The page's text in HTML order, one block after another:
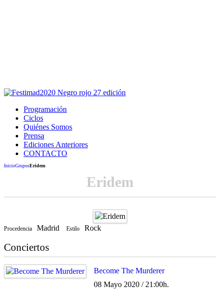
Programación
Ciclos
Quiénes Somos
Prensa
Ediciones Anteriores
CONTACTO
InicioGruposEridem
Eridem
Procedencia Madrid Estilo Rock
Conciertos
Become The Murderer
08 Mayo 2020 / 21:00h.